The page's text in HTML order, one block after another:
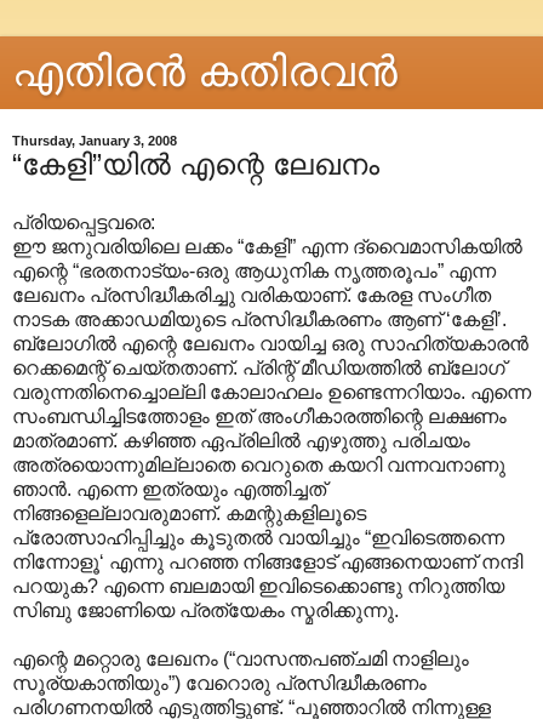
എതിരന്‍ കതിരവന്‍
Thursday, January 3, 2008
“കേളി”യില്‍ എന്റെ ലേഖനം
പ്രിയപ്പെട്ടവരെ:
ഈ ജനുവരിയിലെ ലക്കം “കേളി” എന്ന ദ്വൈമാസികയില്‍
എന്റെ “ഭരതനാട്യം-ഒരു ആധുനിക നൃത്തരൂപം” എന്ന
ലേഖനം പ്രസിദ്ധീകരിച്ചു വരികയാണ്. കേരള സംഗീത
നാടക അക്കാഡമിയുടെ പ്രസിദ്ധീകരണം ആണ് ‘കേളി’.
ബ്ലോഗില്‍ എന്റെ ലേഖനം വായിച്ച ഒരു സാഹിത്യകാരന്‍
റെക്കമെന്റ് ചെയ്തതാണ്. പ്രിന്റ് മീഡിയത്തില്‍ ബ്ലോഗ്
വരുന്നതിനെച്ചൊല്ലി കോലാഹലം ഉണ്ടെന്നറിയാം. എന്നെ
സംബന്ധിച്ചിടത്തോളം ഇത് അംഗീകാരത്തിന്റെ ലക്ഷണം
മാത്രമാണ്. കഴിഞ്ഞ ഏപ്രിലില്‍ എഴുത്തു പരിചയം
അത്രയൊന്നുമില്ലാതെ വെറുതെ കയറി വന്നവനാണു
ഞാന്‍. എന്നെ ഇത്രയും എത്തിച്ചത്
നിങ്ങളെല്ലാവരുമാണ്. കമന്റുകളിലൂടെ
പ്രോത്സാഹിപ്പിച്ചും കൂടുതല്‍ വായിച്ചും “ഇവിടെത്തന്നെ
നിന്നോളൂ‘ എന്നു പറഞ്ഞ നിങ്ങളോട് എങ്ങനെയാണ് നന്ദി
പറയുക? എന്നെ ബലമായി ഇവിടെക്കൊണ്ടു നിറുത്തിയ
സിബു ജോണിയെ പ്രത്യേകം സ്മരിക്കുന്നു.
എന്റെ മറ്റൊരു ലേഖനം (“വാസന്തപഞ്ചമി നാളിലും
സൂര്യകാന്തിയും”) വേറൊരു പ്രസിദ്ധീകരണം
പരിഗണനയില്‍ എടുത്തിട്ടുണ്ട്. “പൂഞ്ഞാറില്‍ നിന്നുള്ള